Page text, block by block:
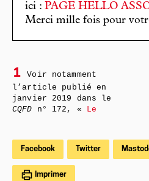
ici : PAGE HELLO
Merci mille fois pour
1
Voir notamment
l’article publié en
janvier 2019 dans le
CQFD n° 172, « Le
Facebook Twitter
Imprimer